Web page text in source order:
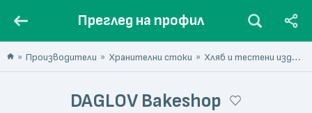
Преглед на профил
Производители Хранителни стоки Хляб и тестени изделия
DAGLOV Bakeshop